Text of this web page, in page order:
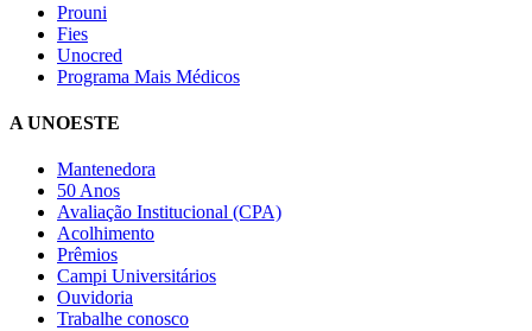
Prouni
Fies
Unocred
Programa Mais Médicos
A UNOESTE
Mantenedora
50 Anos
Avaliação Institucional (CPA)
Acolhimento
Prêmios
Campi Universitários
Ouvidoria
Trabalhe conosco